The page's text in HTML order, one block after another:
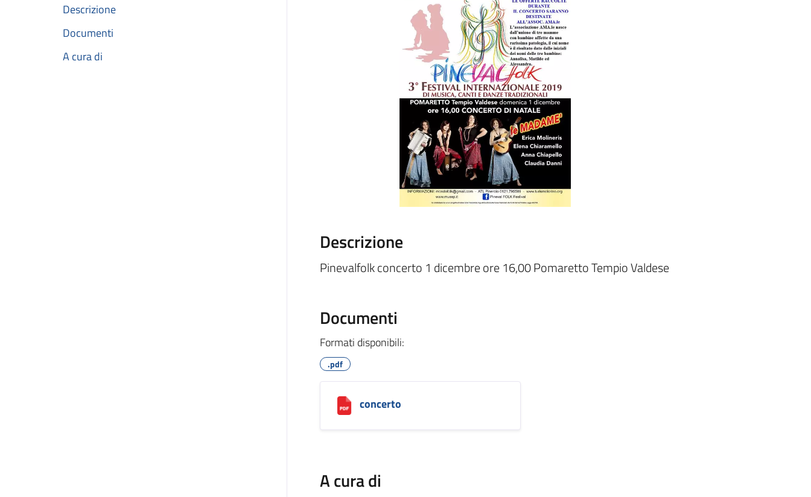
Descrizione
Documenti
A cura di
Descrizione
Pinevalfolk concerto 1 dicembre ore 16,00 Pomaretto Tempio Valdese
Documenti
Formati disponibili:
.pdf
concerto
A cura di